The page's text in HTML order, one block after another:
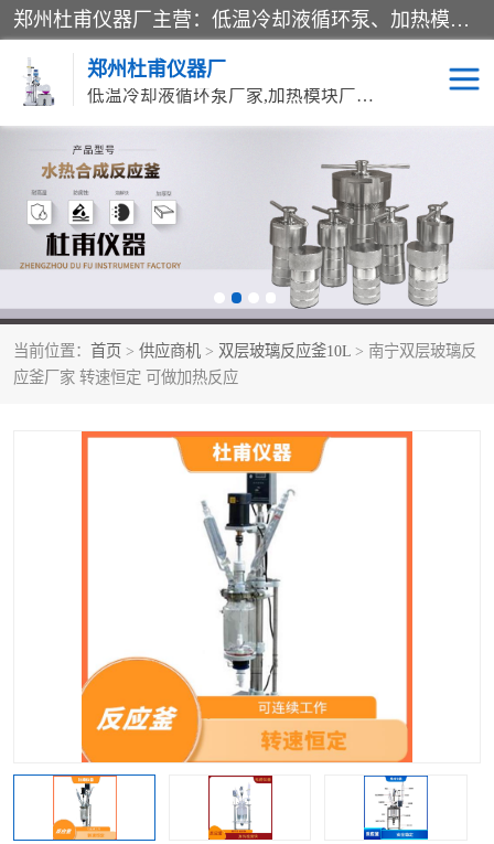
郑州杜甫仪器厂主营：低温冷却液循环泵、加热模块、水热合成反应釜、水油浴锅、旋转蒸发器、循环水真空泵等产品。郑州杜甫仪器厂在众多的教学仪器行业中依靠科技力量扬长避短、迅速发展，成为国家教委*生产教学仪器的厂家，产品具有国内良好水平，主导产品通过ISO9002质量认证。
郑州杜甫仪器厂
低温冷却液循环泵厂家,加热模块厂家,水热合成反应釜厂家,水油浴锅厂家,旋转蒸发器厂家
当前位置： 首页 > 供应商机 > 双层玻璃反应釜10L > 南宁双层玻璃反
应釜厂家 转速恒定 可做加热反应
循环水真空泵厂家 水热合成反应釜厂家
低温冷却液循环泵厂家 加热模块厂家
气流烘干器
旋转蒸发器厂家 双层玻璃反应釜10L
五抽头循环水真空泵
多功能油浴锅
电动搅拌器
加热模块